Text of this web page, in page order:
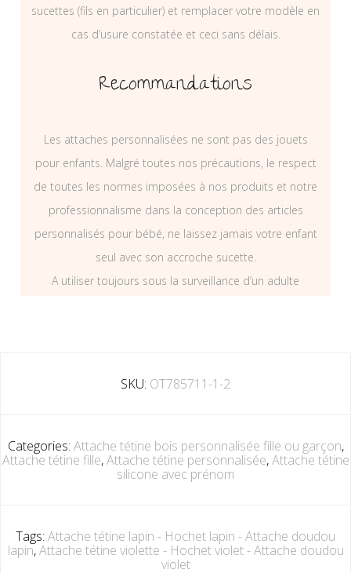
sucettes (fils en particulier) et remplacer votre modèle en
cas d’usure constatée et ceci sans délais.
Recommandations
Les attaches personnalisées ne sont pas des jouets
pour enfants. Malgré toutes nos précautions, le respect
de toutes les normes imposées à nos produits et notre
professionnalisme dans la conception des articles
personnalisés pour bébé, ne laissez jamais votre enfant
seul avec son accroche sucette.
A utiliser toujours sous la surveillance d’un adulte
SKU: OT785711-1-2
Categories: Attache tétine bois personnalisée fille ou garçon,
Attache tétine fille,Attache tétine personnalisée,Attache tétine
silicone avec prénom
Tags: Attache tétine lapin - Hochet lapin - Attache doudou
lapin,Attache tétine violette - Hochet violet - Attache doudou
violet